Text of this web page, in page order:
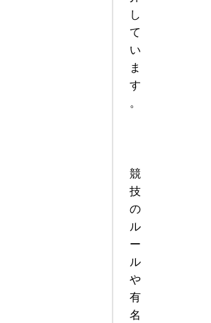
し
て
い
ま
す
。
競
技
の
ル
ー
ル
や
有
名